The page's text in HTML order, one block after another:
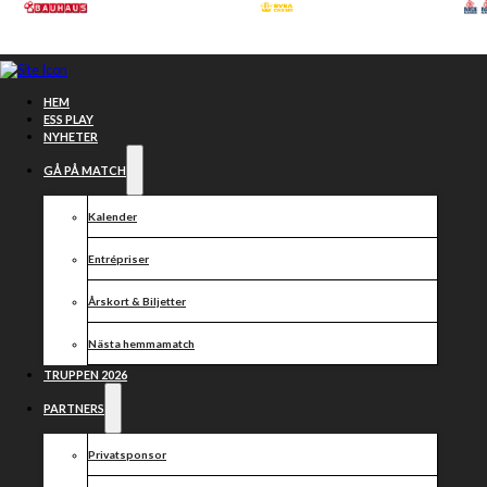
Hoppa till huvudinnehåll
HEM
ESS PLAY
NYHETER
GÅ PÅ MATCH
Kalender
Entrépriser
Årskort & Biljetter
Nästa hemmamatch
TRUPPEN 2026
PARTNERS
Privatsponsor
DACKEDRAGET
JANUARI